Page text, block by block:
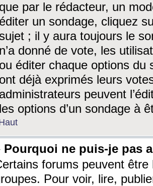
que par le rédacteur, un
éditer un sondage, cliquez
sujet ; il y aura toujours le
n’a donné de vote, les
ou éditer chaque options du
ont déjà exprimés leurs
administrateurs peuvent
les options d’un sondage à
Pourquoi ne puis-je pas
forums peuvent être
Pour voir, lire,